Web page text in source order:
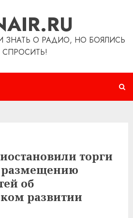
ЗНАТЬ О РАДИО, НО БОЯЛИСЬ
СПРОСИТЬ!
торги
размещению
об
развитии